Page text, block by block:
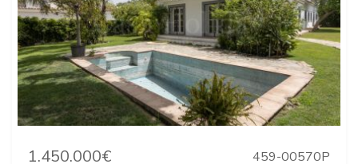
1.450.000€ 459-00570P